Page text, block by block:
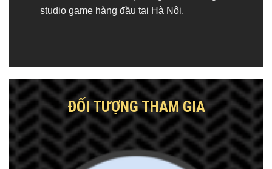
studio game hàng đầu tại Hà Nội.
ĐỐI TƯỢNG THAM GIA